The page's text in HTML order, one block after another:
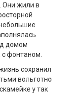
Они жили в
домом
с фонтаном.
сохранил
вольготно
у так